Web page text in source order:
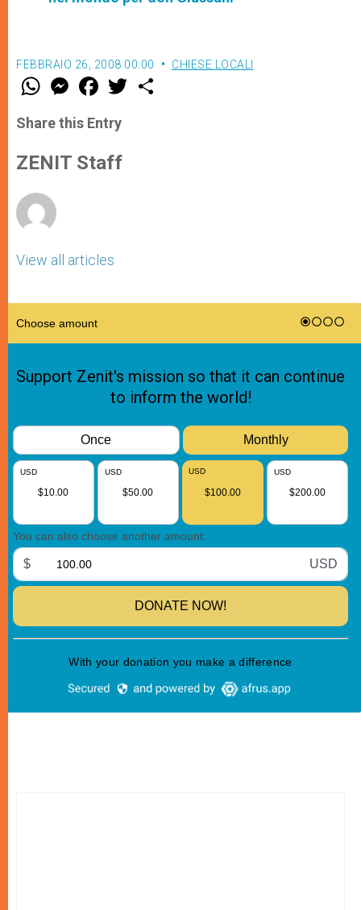
FEBBRAIO 26, 2008 00:00 CHIESE LOCALI
W
t
s
p
p
M
e
s
e
g
e
F
a
e
b
o
k
w
Share this Entry
ZENIT Staff
View all articles